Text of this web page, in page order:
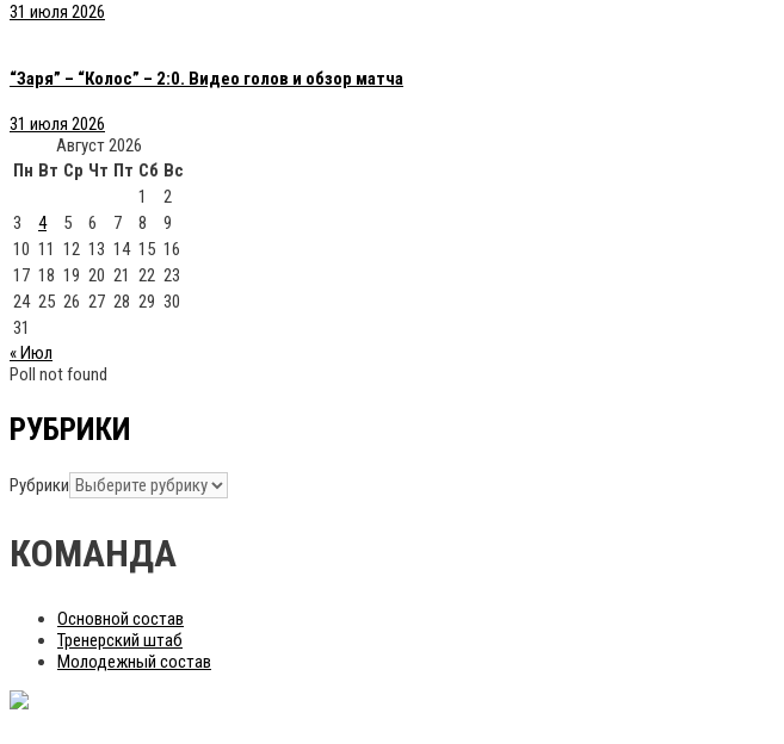
31 июля 2026
“Заря” – “Колос” – 2:0. Видео голов и обзор матча
31 июля 2026
Август 2026
Пн Вт Ср Чт Пт Сб Вс
1
2
3
4 5 6 7 8
9
10 11 12 13 14 15 16
17 18 19 20 21 22 23
24 25 26 27 28 29 30
31
« Июл
Poll not found
РУБРИКИ
Рубрики
КОМАНДА
Основной состав
Тренерский штаб
Молодежный состав